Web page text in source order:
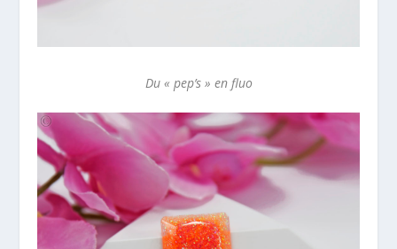
Du « pep’s » en fluo